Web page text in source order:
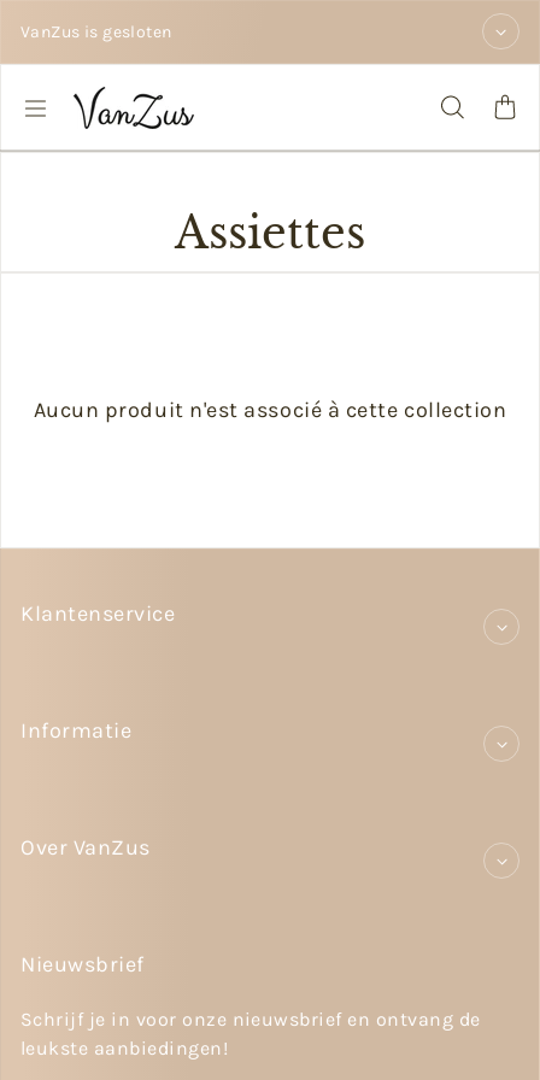
VanZus is gesloten
Assiettes
Aucun produit n'est associé à cette collection
Klantenservice
Informatie
Over VanZus
Nieuwsbrief
Schrijf je in voor onze nieuwsbrief en ontvang de
leukste aanbiedingen!